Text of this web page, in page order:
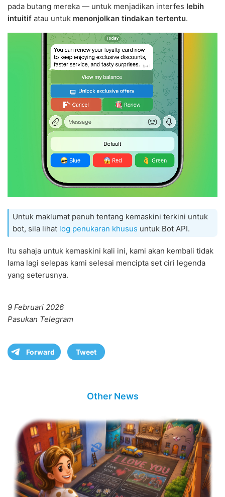
pada butang mereka — untuk menjadikan interfes lebih
intuitif atau untuk menonjolkan tindakan tertentu.
Untuk maklumat penuh tentang kemaskini terkini untuk
bot, sila lihat log penukaran khusus untuk Bot API.
Itu sahaja untuk kemaskini kali ini, kami akan kembali tidak
lama lagi selepas kami selesai mencipta set ciri legenda
yang seterusnya.
9 Februari 2026
Pasukan Telegram
Forward Tweet
Other News